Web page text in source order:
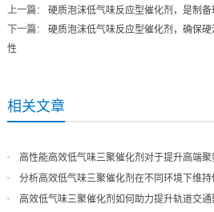
上一篇： 硬质泡沫低气味反应型催化剂，是制
下一篇： 硬质泡沫低气味反应型催化剂，确保
性
相关文章
高性能高效低气味三聚催化剂对于提升高端
分析高效低气味三聚催化剂在不同环境下维
现
高效低气味三聚催化剂如何助力提升轨道交